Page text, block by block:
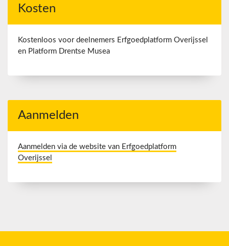
Kosten
Kostenloos voor deelnemers Erfgoedplatform Overijssel
en Platform Drentse Musea
Aanmelden
Aanmelden via de website van Erfgoedplatform
Overijssel